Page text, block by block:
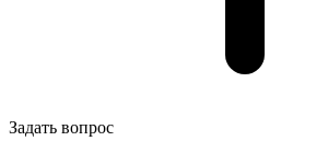
Задать вопрос